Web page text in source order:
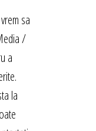
sa
/
a
la